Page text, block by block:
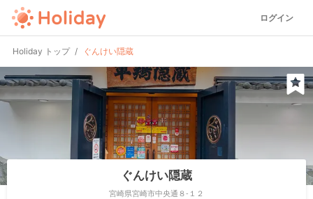
ログイン
Holiday トップ ぐんけい隠蔵
ぐんけい隠蔵
宮崎県宮崎市中央通８-１２